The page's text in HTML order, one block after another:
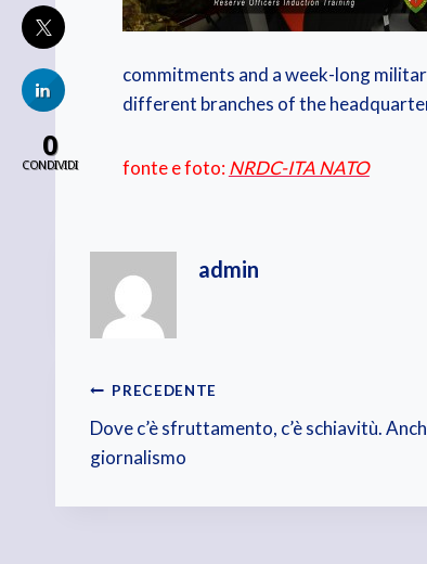
commitments and a week-long
different branches of the
fonte e foto:NRDC-ITA NATO
admin
Navigazione
articoli
PRECEDENTE
Dove c’è sfruttamento, c’è schiavitù.
giornalismo
0
CONDIVIDI